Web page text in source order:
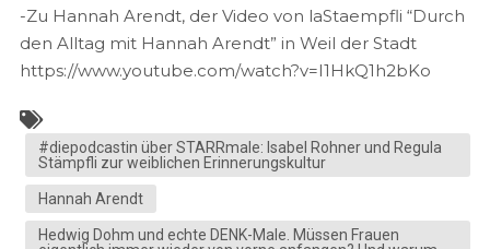
-Zu Hannah Arendt, der Video von laStaempfli “Durch
den Alltag mit Hannah Arendt” in Weil der Stadt
https://www.youtube.com/watch?v=I1HkQ1h2bKo
#diepodcastin über STARRmale: Isabel Rohner und Regula
Stämpfli zur weiblichen Erinnerungskultur
Hannah Arendt
Hedwig Dohm und echte DENK-Male. Müssen Frauen